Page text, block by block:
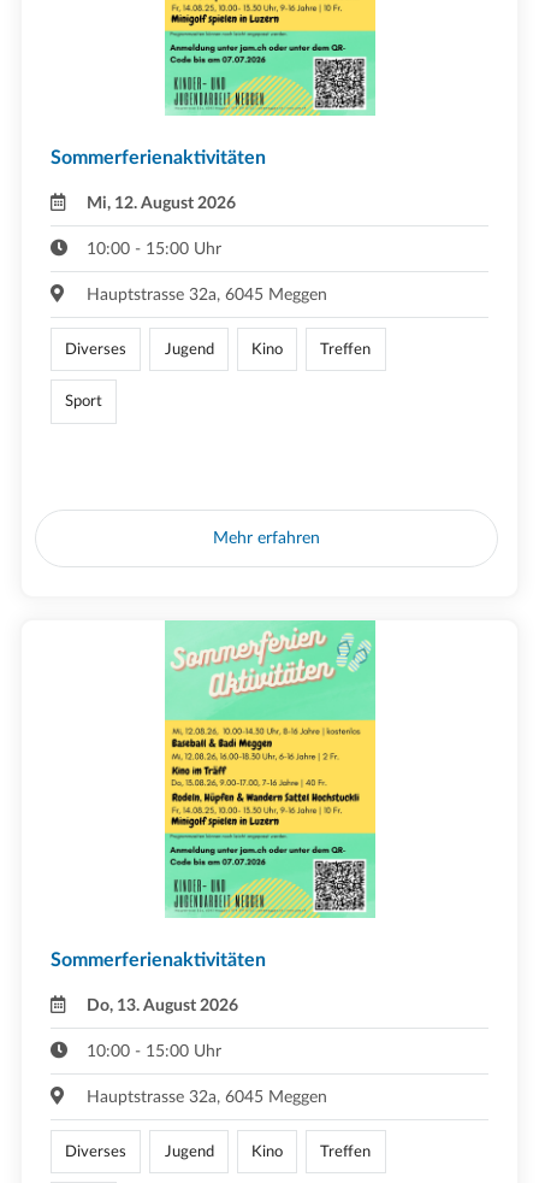
Sommerferienaktivitäten
Mi, 12. August 2026
10:00 - 15:00 Uhr
Hauptstrasse 32a, 6045 Meggen
Diverses Jugend Kino Treffen
Sport
Mehr erfahren
Sommerferienaktivitäten
Do, 13. August 2026
10:00 - 15:00 Uhr
Hauptstrasse 32a, 6045 Meggen
Diverses Jugend Kino Treffen